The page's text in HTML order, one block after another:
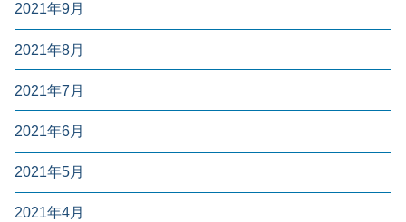
2021年9月
2021年8月
2021年7月
2021年6月
2021年5月
2021年4月